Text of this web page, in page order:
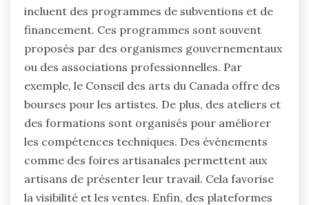
incluent des programmes de subventions et de
financement. Ces programmes sont souvent
proposés par des organismes gouvernementaux
ou des associations professionnelles. Par
exemple, le Conseil des arts du Canada offre des
bourses pour les artistes. De plus, des ateliers et
des formations sont organisés pour améliorer
les compétences techniques. Des événements
comme des foires artisanales permettent aux
artisans de présenter leur travail. Cela favorise
la visibilité et les ventes. Enfin, des plateformes